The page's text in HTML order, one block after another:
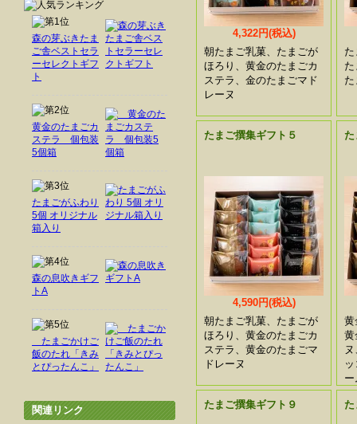
森の芽ぶきたま
ご舎ベストセラ
ーセレクトギフ
ト
黄金のたまごカ
ステラ 個包装
5個箱
たまごがふわり
5個 オリジナル
箱入り
森の息吹きギフ
トA
たまごかけご
飯のたれ「きみ
とぴったんこ」
関連リンク
4,322円(税込)
朝たまご乳菓、たまごが
ほろり、黄金のたまごカ
ステラ、金のたまごマド
レーヌ
たまご撰集ギフト５
4,590円(税込)
朝たまご乳菓、たまごが
ほろり、黄金のたまごカ
ステラ、黄金のたまごマ
ドレーヌ
た
黄
黄
たまご撰集ギフト９ た